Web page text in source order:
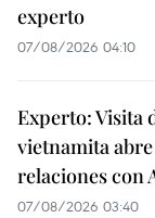
experto
07/08/2026 04:10
Experto: Visita
vietnamita
relaciones con
07/08/2026 03:40